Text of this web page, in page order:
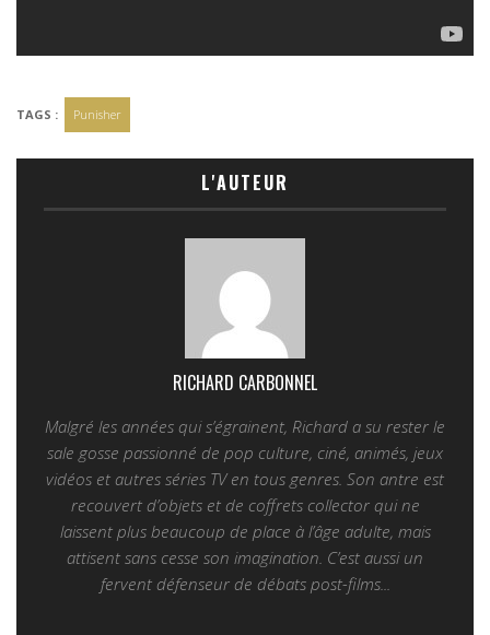
TAGS : Punisher
L'AUTEUR
RICHARD CARBONNEL
Malgré les années qui s’égrainent, Richard a su rester le
sale gosse passionné de pop culture, ciné, animés, jeux
vidéos et autres séries TV en tous genres. Son antre est
recouvert d’objets et de coffrets collector qui ne
laissent plus beaucoup de place à l’âge adulte, mais
attisent sans cesse son imagination. C’est aussi un
fervent défenseur de débats post-films...